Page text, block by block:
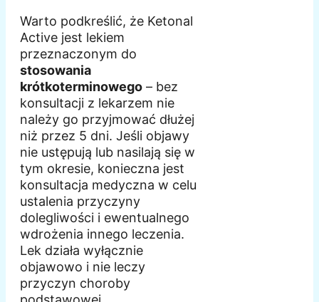
Warto podkreślić, że Ketonal
Active jest lekiem
przeznaczonym do
stosowania
krótkoterminowego – bez
konsultacji z lekarzem nie
należy go przyjmować dłużej
niż przez 5 dni. Jeśli objawy
nie ustępują lub nasilają się w
tym okresie, konieczna jest
konsultacja medyczna w celu
ustalenia przyczyny
dolegliwości i ewentualnego
wdrożenia innego leczenia.
Lek działa wyłącznie
objawowo i nie leczy
przyczyn choroby